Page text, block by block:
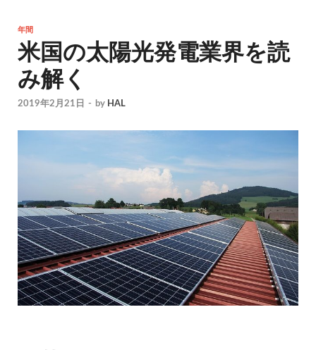
年間
米国の太陽光発電業界を読
み解く
2019年2月21日 - by HAL